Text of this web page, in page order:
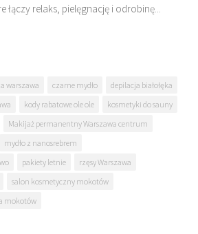
łączy relaks, pielęgnację i odrobinę...
warszawa czarne mydło
depilacja białołęka
kody rabatowe ole ole
kosmetyki do sauny
Makijaż permanentny Warszawa centrum
mydło z nanosrebrem
pakiety letnie
rzęsy Warszawa
salon kosmetyczny mokotów
mokotów